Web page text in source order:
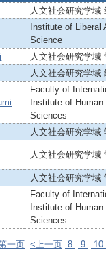
人文社会研究学域
Institute of Liberal
Science
人文社会研究学域
人文社会研究学域
Faculty of
Institute of
Sciences
人文社会研究学域
人文社会研究学域
人文社会研究学域
Faculty of
Institute of
Sciences
一页 <上一页 8 9 10